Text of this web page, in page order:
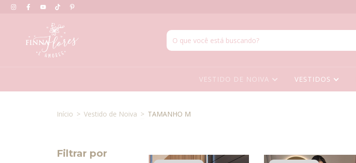
VESTIDO DE NOIVA VESTIDOS
Início > Vestido de Noiva > TAMANHO M
Filtrar por